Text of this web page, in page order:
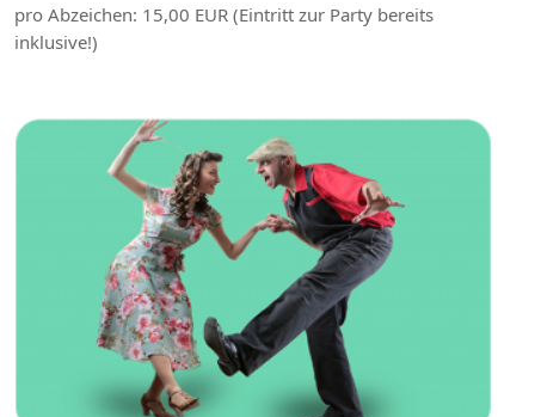
pro Abzeichen: 15,00 EUR (Eintritt zur Party bereits
inklusive!)